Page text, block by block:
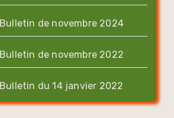
Bulletin de novembre 2024
Bulletin de novembre 2022
Bulletin du 14 janvier 2022